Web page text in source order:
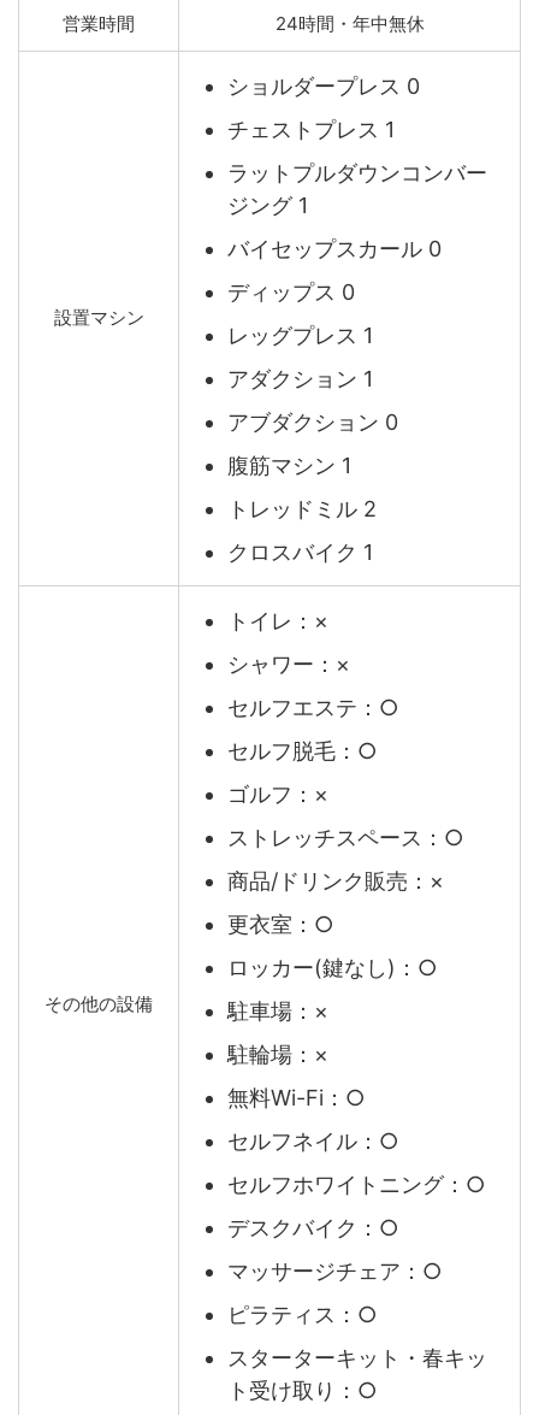
営業時間 24時間・年中無休
設置マシン
ショルダープレス 0
チェストプレス 1
ラットプルダウンコンバー
ジング 1
バイセップスカール 0
ディップス 0
レッグプレス 1
アダクション 1
アブダクション 0
腹筋マシン 1
トレッドミル 2
クロスバイク 1
その他の設備
トイレ：×
シャワー：×
セルフエステ：○
セルフ脱毛：○
ゴルフ：×
ストレッチスペース：○
商品/ドリンク販売：×
更衣室：○
ロッカー(鍵なし)：○
駐車場：×
駐輪場：×
無料Wi-Fi：○
セルフネイル：○
セルフホワイトニング：○
デスクバイク：○
マッサージチェア：○
ピラティス：○
スターターキット・春キッ
ト受け取り：○